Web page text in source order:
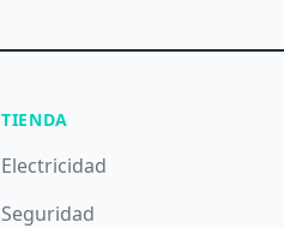
TIENDA
Electricidad
Seguridad